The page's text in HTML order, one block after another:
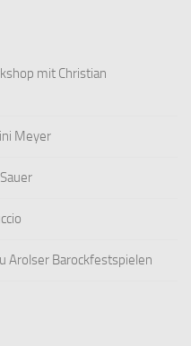
mit Christian
Meyer
Arolser Barockfestspielen